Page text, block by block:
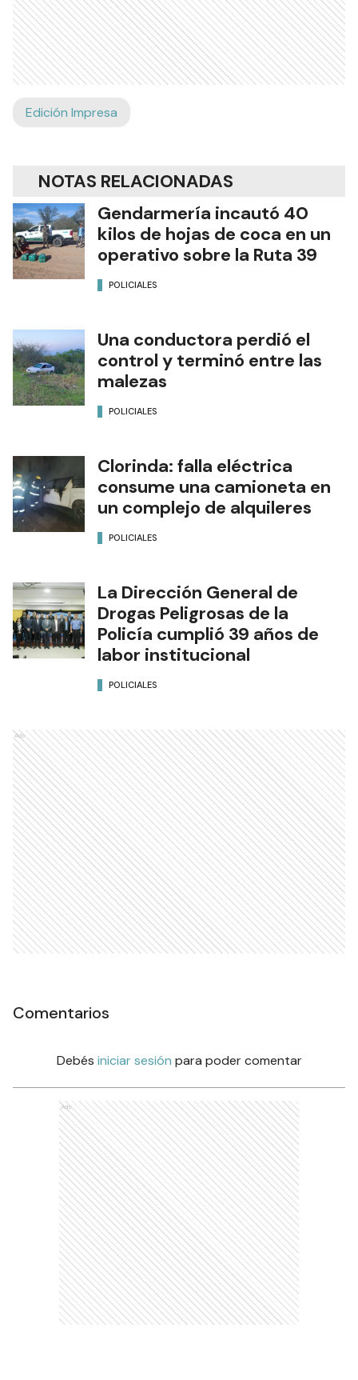
Edición Impresa
NOTAS RELACIONADAS
Gendarmería incautó 40
kilos de hojas de coca en un
operativo sobre la Ruta 39
POLICIALES
Una conductora perdió el
control y terminó entre las
malezas
POLICIALES
Clorinda: falla eléctrica
consume una camioneta en
un complejo de alquileres
POLICIALES
La Dirección General de
Drogas Peligrosas de la
Policía cumplió 39 años de
labor institucional
POLICIALES
Ads
Comentarios
Debés iniciar sesión para poder comentar
Ads